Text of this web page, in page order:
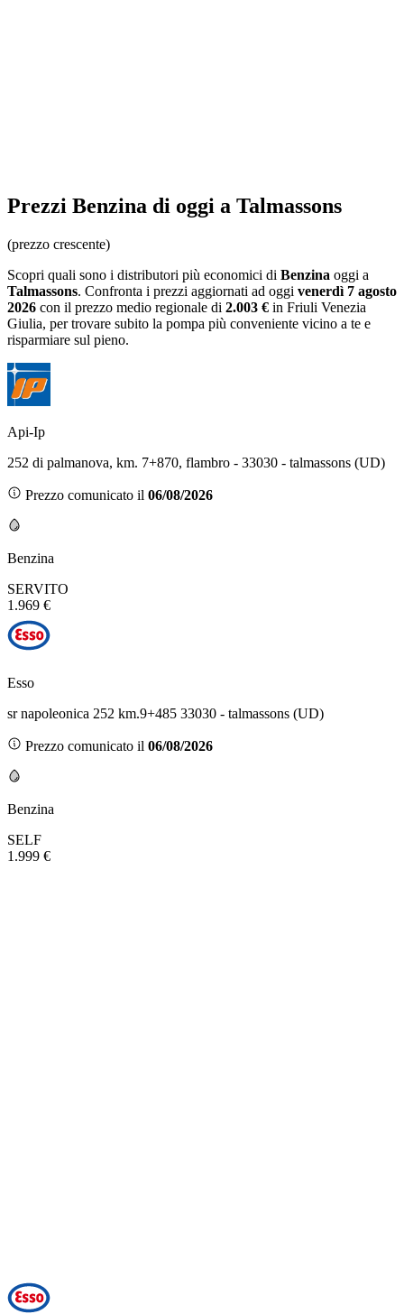
Prezzi Benzina di oggi a Talmassons
(prezzo crescente)
Scopri quali sono i distributori più economici di Benzina oggi a
Talmassons. Confronta i prezzi aggiornati ad oggi venerdì 7 agosto
2026 con il prezzo medio regionale di 2.003 € in Friuli Venezia
Giulia, per trovare subito la pompa più conveniente vicino a te e
risparmiare sul pieno.
Api-Ip
252 di palmanova, km. 7+870, flambro - 33030 - talmassons (UD)
Prezzo comunicato il 06/08/2026
Benzina
SERVITO
1.969 €
Esso
sr napoleonica 252 km.9+485 33030 - talmassons (UD)
Prezzo comunicato il 06/08/2026
Benzina
SELF
1.999 €